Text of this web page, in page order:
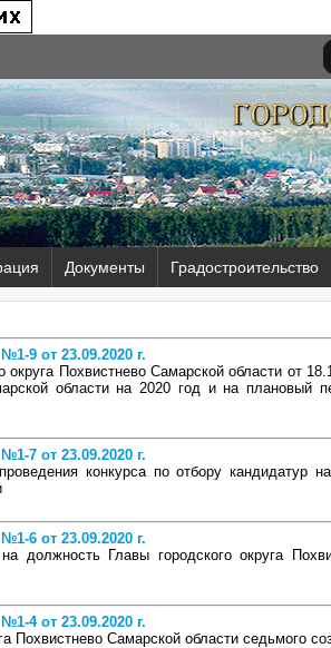
Документы Градостроительство
9 от 23.09.2020 г.
Похвистнево Самарской области от
области на 2020 год и на плановый
7 от 23.09.2020 г.
конкурса по отбору кандидатур
6 от 23.09.2020 г.
должность Главы городского округа
4 от 23.09.2020 г.
Похвистнево Самарской области седьмого